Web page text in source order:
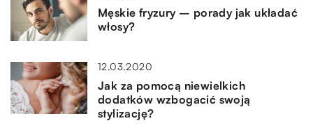
Męskie fryzury – porady jak układać
włosy?
12.03.2020
Jak za pomocą niewielkich
dodatków wzbogacić swoją
stylizację?